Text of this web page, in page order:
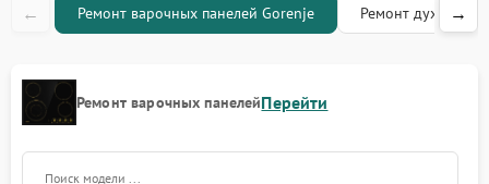
← Ремонт варочных панелей Gorenje Ремонт духовых
→
Ремонт варочных панелейПерейти